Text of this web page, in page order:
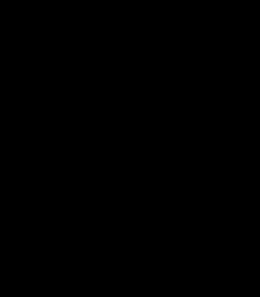
เนอร์ยี่ จำกัด เป็นบริษัท
งงานแสงอาทิตย์แบบคร
งแต่การให้คำปรึกษา ก